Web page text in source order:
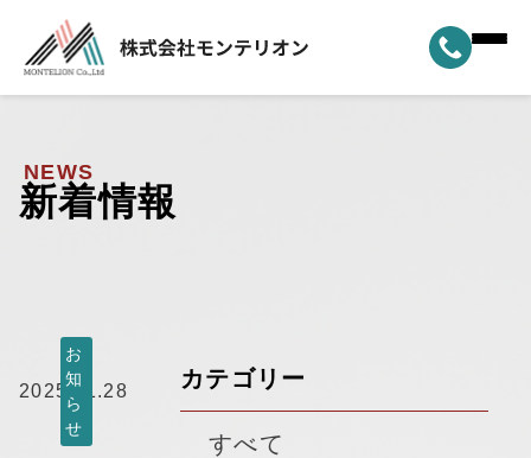
ホーム
選ばれる理由
納車実績
モンテリオンについて ▼
NEWS
新着情報
2025.11.28
お
知
ら
せ
カテゴリー
すべて